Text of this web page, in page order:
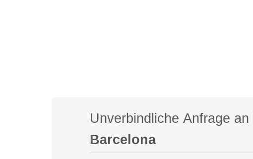
Unverbindliche Anfrage an
Barcelona